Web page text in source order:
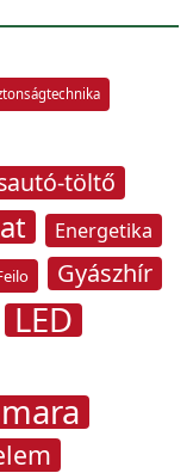
töltő
Energetika
Gyászhír
LED